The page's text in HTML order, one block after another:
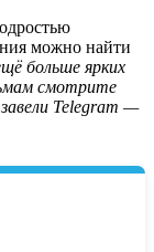
можно найти
больше ярких
смотрите
Telegram —